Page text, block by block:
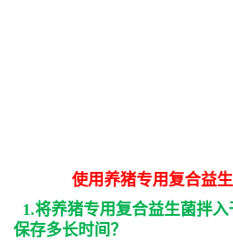
使用养猪专用复合益
1.将养猪专用复合益生菌拌
保存多长时间？